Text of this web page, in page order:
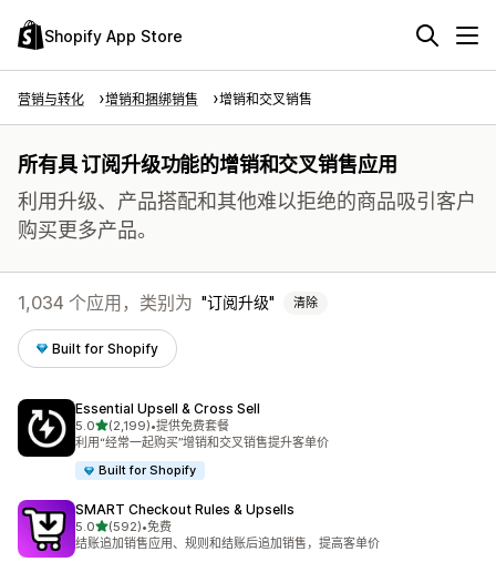
Shopify App Store
营销与转化 增销和捆绑销售 增销和交叉销售
所有具 订阅升级功能的增销和交叉销售应用
利用升级、产品搭配和其他难以拒绝的商品吸引客户
购买更多产品。
1,034 个应用，类别为 订阅升级 清除
Built for Shopify
Essential Upsell & Cross Sell
5.0星（满分 5 星）
(2,199)
总共 2199 条评论
•提供免费套餐
利用“经常一起购买”增销和交叉销售提升客单价
Built for Shopify
SMART Checkout Rules & Upsells
5.0星（满分 5 星）
(592)
总共 592 条评论
•免费
结账追加销售应用、规则和结账后追加销售，提高客单价